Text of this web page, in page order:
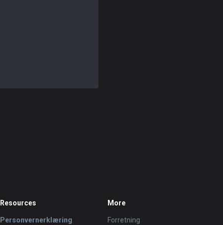
Resources
Personvernerklæring
More
Forretning